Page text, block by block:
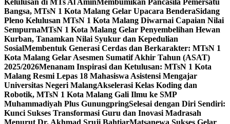
Kelulusan di MTs Al Amin Membumikan Pancasila Pemersatu
Bangsa, MTsN 1 Kota Malang Gelar Upacara BenderaSidang
Pleno Kelulusan MTsN 1 Kota Malang Diwarnai Capaian Nilai
SempurnaMTsN 1 Kota Malang Gelar Penyembelihan Hewan
Kurban, Tanamkan Nilai Syukur dan Kepedulian
SosialMembentuk Generasi Cerdas dan Berkarakter: MTsN 1
Kota Malang Gelar Asesmen Sumatif Akhir Tahun (ASAT)
2025/2026Menanam Inspirasi dan Ketulusan: MTsN 1 Kota
Malang Resmi Lepas 18 Mahasiswa Asistensi Mengajar
Universitas Negeri MalangAkselerasi Kelas Koding dan
Robotik, MTsN 1 Kota Malang Gali Ilmu ke SMP
Muhammadiyah Plus GunungpringSelesai dengan Diri Sendiri:
Kunci Sukses Transformasi Guru dan Inovasi Madrasah
Menurut Dr. Akhmad Sruji BahtiarMatsanewa Sukses Gelar